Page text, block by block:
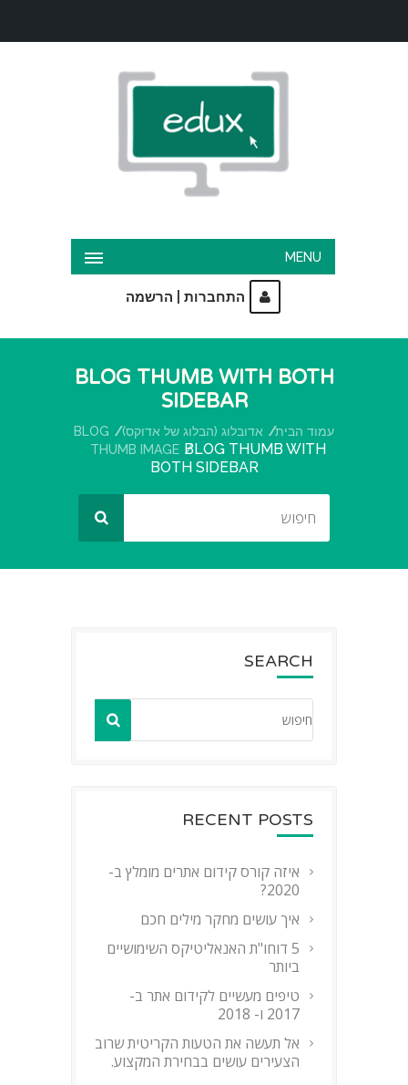
MENU
התחברות הרשמה
BLOG THUMB WITH BOTH
SIDEBAR
עמוד הבית אדובלוג (הבלוג של אדוקס)
BLOG
THUMB IMAGE BLOG THUMB WITH
BOTH SIDEBAR
SEARCH
RECENT POSTS
איזה קורס קידום אתרים מומלץ ב-
2020?
איך עושים מחקר מילים חכם
5 דוחו"ת האנאליטיקס השימושיים
ביותר
טיפים מעשיים לקידום אתר ב-
2017 ו- 2018
אל תעשה את הטעות הקריטית שרוב
הצעירים עושים בבחירת המקצוע.